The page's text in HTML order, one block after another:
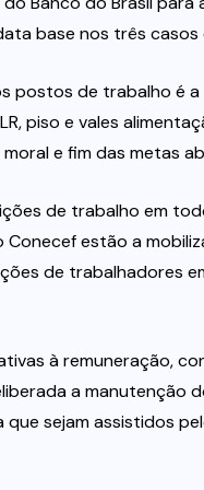
base nos três casos
postos de trabalho é
piso e vales
e fim das metas
de trabalho em
estão a
de trabalhadores
à remuneração,
a manutenção
sejam assistidos